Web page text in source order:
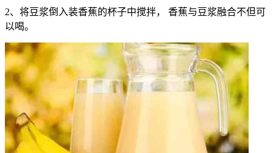
2、将豆浆倒入装香蕉的杯子中搅拌， 香蕉与豆浆融合不但可
以喝。